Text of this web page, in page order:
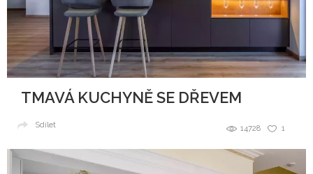
TMAVÁ KUCHYNĚ SE DŘEVEM
1
14728
Sdílet